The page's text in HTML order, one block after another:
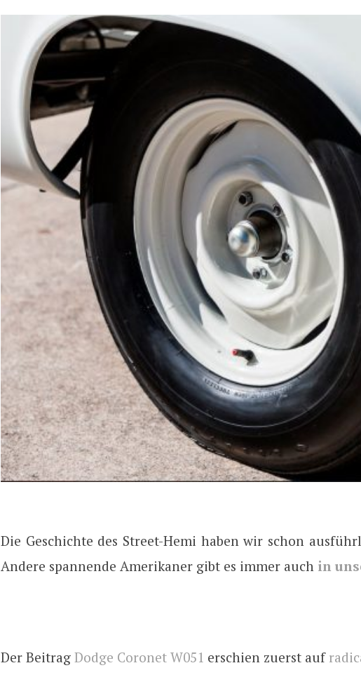
Die Geschichte des Street-Hemi haben wir schon
Andere spannende Amerikaner gibt es immer auch in
Der Beitrag Dodge Coronet W051 erschien zuerst auf